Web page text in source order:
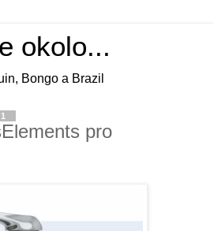
okolo...
Bongo a Brazil
pro